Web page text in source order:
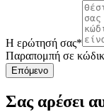
Η ερώτησή σας*
Παραπομπή σε
Επόμενο
Σας αρέσει